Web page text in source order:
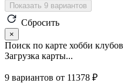
Показать 9 вариантов
Сбросить
×
Поиск по карте хобби клубов
Загрузка карты...
9 вариантов от 11378 ₽